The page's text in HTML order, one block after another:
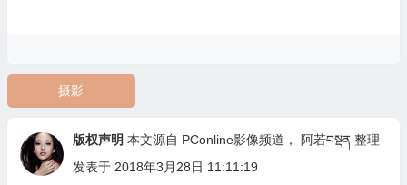
摄影
版权声明 本文源自 PConline影像频道， 阿若བསྡན整理
发表于 2018年3月28日 11:11:19